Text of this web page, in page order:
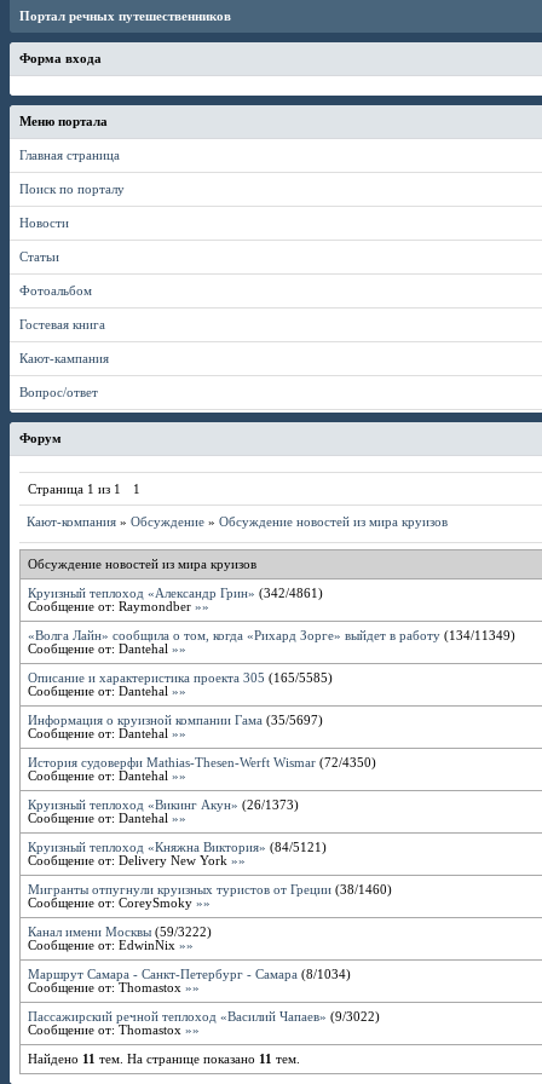
Портал речных путешественников
Форма входа
Меню портала
Главная страница
Поиск по порталу
Новости
Статьи
Фотоальбом
Гостевая книга
Кают-кампания
Вопрос/ответ
Форум
Страница 1 из 1 1
Кают-компания » Обсуждение » Обсуждение новостей из мира круизов
Обсуждение новостей из мира круизов
Круизный теплоход «Александр Грин» (342/4861 )
Сообщение от: Raymondber »»
«Волга Лайн» сообщила о том, когда «Рихард Зорге» выйдет в работу (134/11349)
Сообщение от: Dantehal »»
Описание и характеристика проекта 305 (165/5585)
Сообщение от: Dantehal »»
Информация о круизной компании Гама (35/5697)
Сообщение от: Dantehal »»
История судоверфи Mathias-Thesen-Werft Wismar (72/4350)
Сообщение от: Dantehal »»
Круизный теплоход «Викинг Акун» (26/1373)
Сообщение от: Dantehal »»
Круизный теплоход «Княжна Виктория» (84/5121 )
Сообщение от: Delivery New York »»
Мигранты отпугнули круизных туристов от Греции (38/1460)
Сообщение от: CoreySmoky »»
Канал имени Москвы (59/3222)
Сообщение от: EdwinNix »»
Маршрут Самара - Санкт-Петербург - Самара (8/1034)
Сообщение от: Thomastox »»
Пассажирский речной теплоход «Василий Чапаев» (9/3022)
Сообщение от: Thomastox »»
Найдено 11 тем. На странице показано 11 тем.